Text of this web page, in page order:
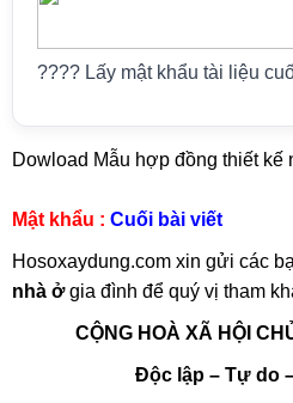
???? Lấy mật khẩu tài liệu
Dowload Mẫu hợp đồng thiết kế
Mật khẩu : Cuối bài viết
Hosoxaydung.com xin gửi các
nhà ởgia đình để quý vị tham
CỘNG HOÀ XÃ HỘI
Độc lập – Tự do